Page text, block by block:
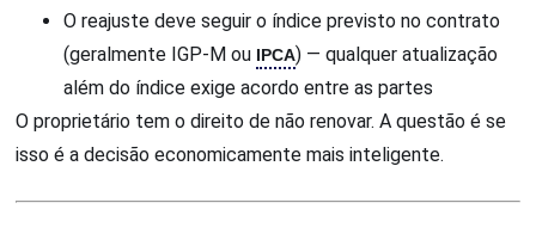
O reajuste deve seguir o índice previsto no contrato
(geralmente IGP-M ou IPCA) — qualquer atualização
além do índice exige acordo entre as partes
O proprietário tem o direito de não renovar. A questão é se
isso é a decisão economicamente mais inteligente.